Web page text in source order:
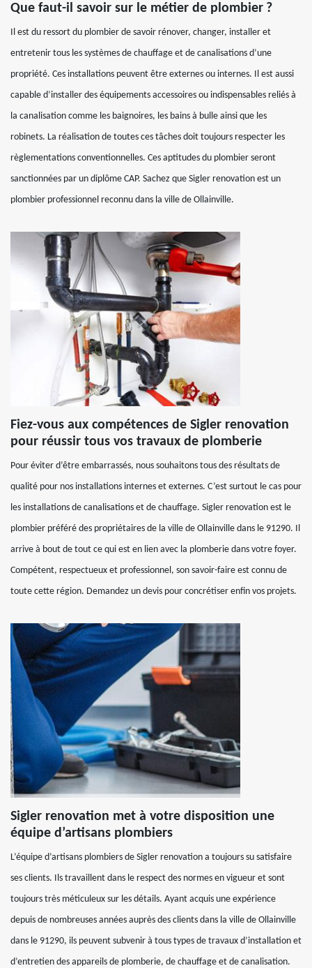
Que faut-il savoir sur le métier de plombier ?
Il est du ressort du plombier de savoir rénover, changer, installer et
entretenir tous les systèmes de chauffage et de canalisations d’une
propriété. Ces installations peuvent être externes ou internes. Il est aussi
capable d’installer des équipements accessoires ou indispensables reliés à
la canalisation comme les baignoires, les bains à bulle ainsi que les
robinets. La réalisation de toutes ces tâches doit toujours respecter les
règlementations conventionnelles. Ces aptitudes du plombier seront
sanctionnées par un diplôme CAP. Sachez que Sigler renovation est un
plombier professionnel reconnu dans la ville de Ollainville.
Fiez-vous aux compétences de Sigler renovation
pour réussir tous vos travaux de plomberie
Pour éviter d’être embarrassés, nous souhaitons tous des résultats de
qualité pour nos installations internes et externes. C’est surtout le cas pour
les installations de canalisations et de chauffage. Sigler renovation est le
plombier préféré des propriétaires de la ville de Ollainville dans le 91290. Il
arrive à bout de tout ce qui est en lien avec la plomberie dans votre foyer.
Compétent, respectueux et professionnel, son savoir-faire est connu de
toute cette région. Demandez un devis pour concrétiser enfin vos projets.
Sigler renovation met à votre disposition une
équipe d’artisans plombiers
L’équipe d’artisans plombiers de Sigler renovation a toujours su satisfaire
ses clients. Ils travaillent dans le respect des normes en vigueur et sont
toujours très méticuleux sur les détails. Ayant acquis une expérience
depuis de nombreuses années auprès des clients dans la ville de Ollainville
dans le 91290, ils peuvent subvenir à tous types de travaux d’installation et
d’entretien des appareils de plomberie, de chauffage et de canalisation.